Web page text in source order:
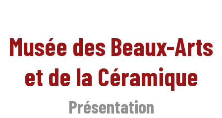
Musée des Beaux-Arts
et de la Céramique
Présentation